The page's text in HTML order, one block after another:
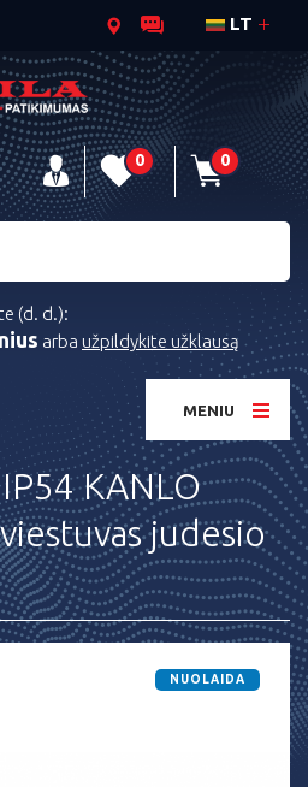
LT
0 0
(d. d.):
arba užpildykite užklausą
MENIU
KANLO
judesio
NUOLAIDA